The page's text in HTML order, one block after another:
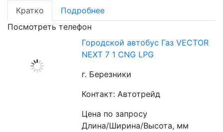
Кратко
Подробнее
Посмотреть телефон
Городской автобус Газ VECTOR
NEXT 7 1 CNG LPG
г. Березники
Контакт: Автотрейд
Цена по запросу
Длина/Ширина/Высота, мм